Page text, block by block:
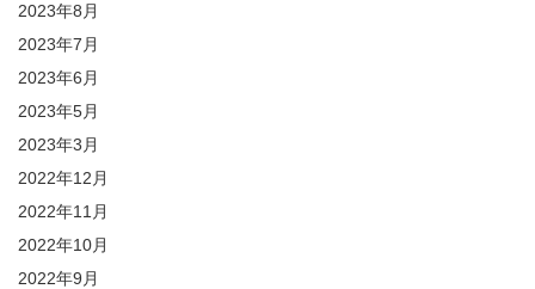
2023年8月
2023年7月
2023年6月
2023年5月
2023年3月
2022年12月
2022年11月
2022年10月
2022年9月